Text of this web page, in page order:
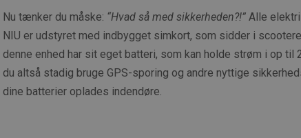
Nu tænker du måske: “Hvad så med sikkerheden?!” Alle
NIU er udstyret med indbygget simkort, som sidder i
denne enhed har sit eget batteri, som kan holde strøm i op til
du altså stadig bruge GPS-sporing og andre nyttige
dine batterier oplades indendøre.